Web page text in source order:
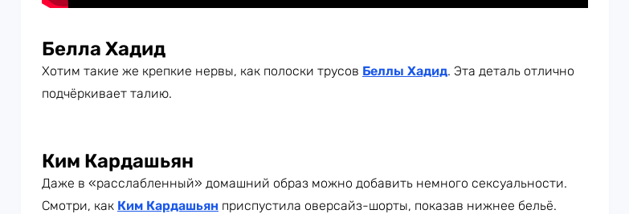
Белла Хадид
Хотим такие же крепкие нервы, как полоски трусов Беллы Хадид. Эта деталь отлично
подчёркивает талию.
Ким Кардашьян
Даже в «расслабленный» домашний образ можно добавить немного сексуальности.
Смотри, как Ким Кардашьян приспустила оверсайз-шорты, показав нижнее бельё.